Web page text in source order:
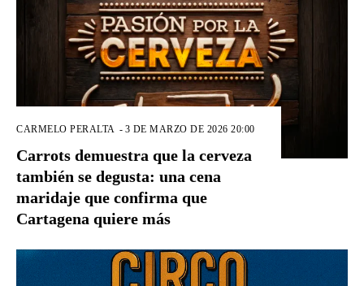
CARMELO PERALTA - 3 DE MARZO DE 2026 20:00
Carrots demuestra que la cerveza
también se degusta: una cena
maridaje que confirma que
Cartagena quiere más